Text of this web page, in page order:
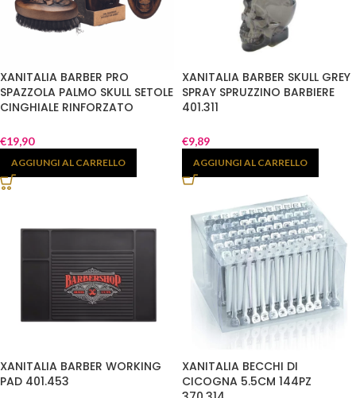
XANITALIA BARBER PRO
SPAZZOLA PALMO SKULL SETOLE
CINGHIALE RINFORZATO
€19,90
AGGIUNGI AL CARRELLO
XANITALIA BARBER SKULL GREY
SPRAY SPRUZZINO BARBIERE
401.311
€9,89
AGGIUNGI AL CARRELLO
XANITALIA BARBER WORKING
PAD 401.453
XANITALIA BECCHI DI
CICOGNA 5.5CM 144PZ